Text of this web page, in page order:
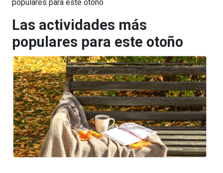
populares para este otoño
Las actividades más
populares para este otoño